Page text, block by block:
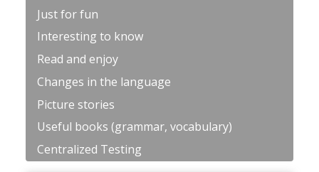
Just for fun
Interesting to know
Read and enjoy
Changes in the language
Picture stories
Useful books (grammar, vocabulary)
Centralized Testing